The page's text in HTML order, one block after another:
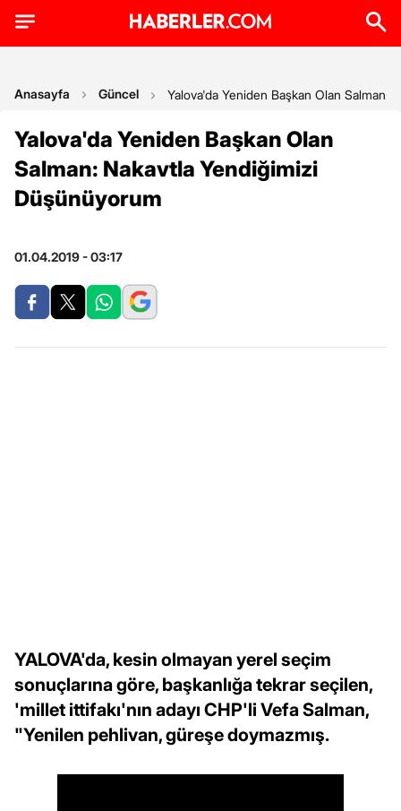
Anasayfa Güncel Yalova'da Yeniden Başkan Olan Salman:
Yalova'da Yeniden Başkan Olan
Salman: Nakavtla Yendiğimizi
Düşünüyorum
01.04.2019 - 03:17
YALOVA'da, kesin olmayan yerel seçim
sonuçlarına göre, başkanlığa tekrar seçilen,
'millet ittifakı'nın adayı CHP'li Vefa Salman,
"Yenilen pehlivan, güreşe doymazmış.